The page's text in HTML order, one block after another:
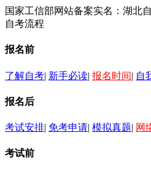
国家工信部网站备案实名：湖北
自考流程
报名前
了解自考| 新手必读| 报名时间| 自
报名后
考试安排| 免考申请| 模拟真题| 网
考试前